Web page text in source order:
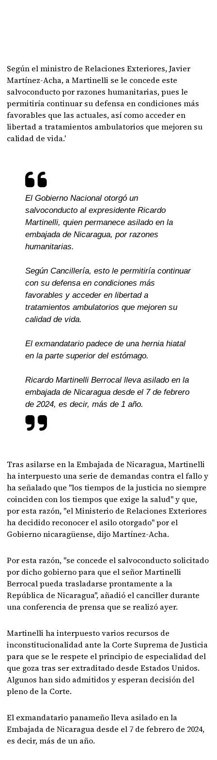
Según el ministro de Relaciones Exteriores, Javier
Martínez-Acha, a Martinelli se le concede este
salvoconducto por razones humanitarias, pues le
permitiría continuar su defensa en condiciones más
favorables que las actuales, así como acceder en
libertad a tratamientos ambulatorios que mejoren su
calidad de vida.'
El Gobierno Nacional otorgó un
salvoconducto al expresidente Ricardo
Martinelli, quien permanece asilado en la
embajada de Nicaragua, por razones
humanitarias.
Según Cancillería, esto le permitiría continuar
con su defensa en condiciones más
favorables y acceder en libertad a
tratamientos ambulatorios que mejoren su
calidad de vida.
El exmandatario padece de una hernia hiatal
en la parte superior del estómago.
Ricardo Martinelli Berrocal lleva asilado en la
embajada de Nicaragua desde el 7 de febrero
de 2024, es decir, más de 1 año.
Tras asilarse en la Embajada de Nicaragua, Martinelli
ha interpuesto una serie de demandas contra el fallo y
ha señalado que "los tiempos de la justicia no siempre
coinciden con los tiempos que exige la salud" y que,
por esta razón, "el Ministerio de Relaciones Exteriores
ha decidido reconocer el asilo otorgado" por el
Gobierno nicaragüense, dijo Martínez-Acha.
Por esta razón, "se concede el salvoconducto solicitado
por dicho gobierno para que el señor Martinelli
Berrocal pueda trasladarse prontamente a la
República de Nicaragua", añadió el canciller durante
una conferencia de prensa que se realizó ayer.
Martinelli ha interpuesto varios recursos de
inconstitucionalidad ante la Corte Suprema de Justicia
para que se le respete el principio de especialidad del
que goza tras ser extraditado desde Estados Unidos.
Algunos han sido admitidos y esperan decisión del
pleno de la Corte.
El exmandatario panameño lleva asilado en la
Embajada de Nicaragua desde el 7 de febrero de 2024,
es decir, más de un año.